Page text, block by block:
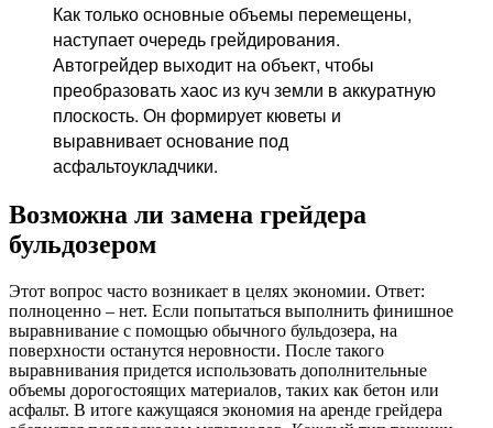
Как только основные объемы перемещены,
наступает очередь грейдирования.
Автогрейдер выходит на объект, чтобы
преобразовать хаос из куч земли в аккуратную
плоскость. Он формирует кюветы и
выравнивает основание под
асфальтоукладчики.
Возможна ли замена грейдера
бульдозером
Этот вопрос часто возникает в целях экономии. Ответ:
полноценно – нет. Если попытаться выполнить финишное
выравнивание с помощью обычного бульдозера, на
поверхности останутся неровности. После такого
выравнивания придется использовать дополнительные
объемы дорогостоящих материалов, таких как бетон или
асфальт. В итоге кажущаяся экономия на аренде грейдера